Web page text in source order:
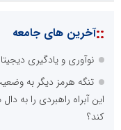
::آخرین های جامعه
نوآوری و یادگیری
تنگه هرمز دیگر به
این آبراه راهبردی را به
کند؟